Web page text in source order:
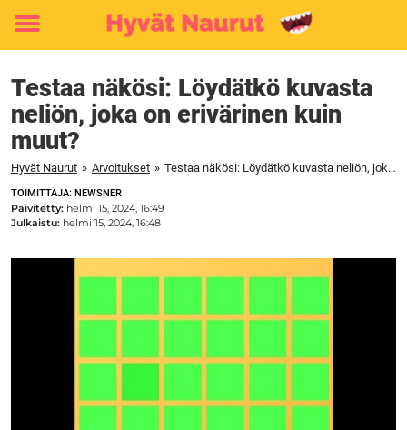
Toggle
Testaa näkösi: Löydätkö kuvasta
neliön, joka on erivärinen kuin
muut?
Hyvät Naurut » Arvoitukset » Testaa näkösi: Löydätkö kuvasta neliön, joka on erivärinen kuin muut?
TOIMITTAJA: NEWSNER
Päivitetty: helmi 15, 2024, 16:49
Julkaistu: helmi 15, 2024, 16:48